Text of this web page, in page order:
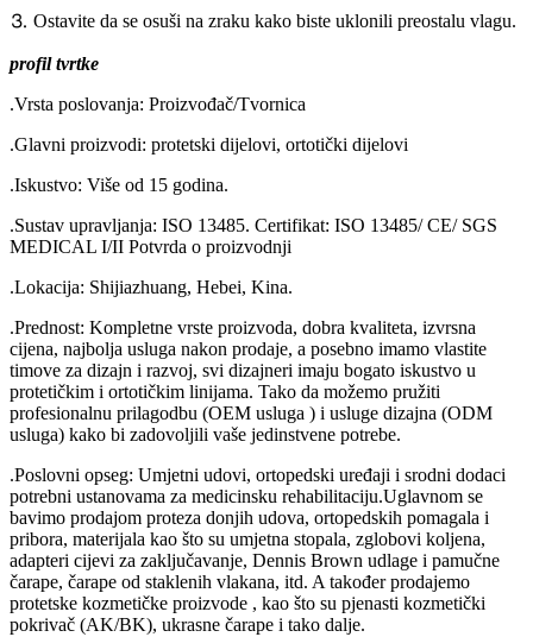
⒊ Ostavite da se osuši na zraku kako biste uklonili preostalu vlagu.
profil tvrtke
.Vrsta poslovanja: Proizvođač/Tvornica
.Glavni proizvodi: protetski dijelovi, ortotički dijelovi
.Iskustvo: Više od 15 godina.
.Sustav upravljanja: ISO 13485. Certifikat: ISO 13485/ CE/ SGS
MEDICAL I/II Potvrda o proizvodnji
.Lokacija: Shijiazhuang, Hebei, Kina.
.Prednost: Kompletne vrste proizvoda, dobra kvaliteta, izvrsna
cijena, najbolja usluga nakon prodaje, a posebno imamo vlastite
timove za dizajn i razvoj, svi dizajneri imaju bogato iskustvo u
protetičkim i ortotičkim linijama. Tako da možemo pružiti
profesionalnu prilagodbu (OEM usluga ) i usluge dizajna (ODM
usluga) kako bi zadovoljili vaše jedinstvene potrebe.
.Poslovni opseg: Umjetni udovi, ortopedski uređaji i srodni dodaci
potrebni ustanovama za medicinsku rehabilitaciju.Uglavnom se
bavimo prodajom proteza donjih udova, ortopedskih pomagala i
pribora, materijala kao što su umjetna stopala, zglobovi koljena,
adapteri cijevi za zaključavanje, Dennis Brown udlage i pamučne
čarape, čarape od staklenih vlakana, itd. A također prodajemo
protetske kozmetičke proizvode , kao što su pjenasti kozmetički
pokrivač (AK/BK), ukrasne čarape i tako dalje.